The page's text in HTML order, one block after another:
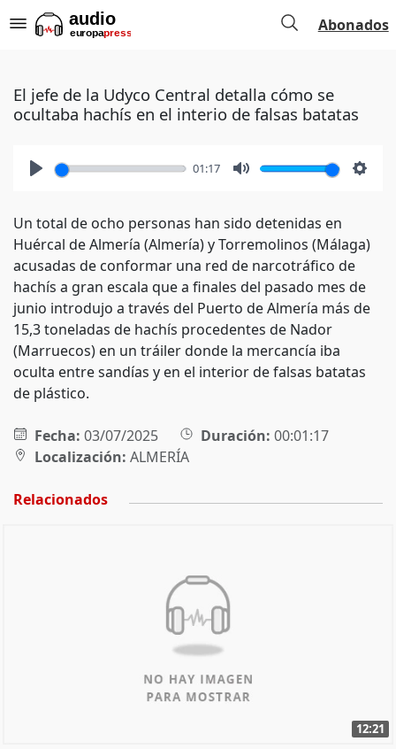
Abonados
El jefe de la Udyco Central detalla cómo se
ocultaba hachís en el interio de falsas batatas
01:17
Un total de ocho personas han sido detenidas en
Huércal de Almería (Almería) y Torremolinos (Málaga)
acusadas de conformar una red de narcotráfico de
hachís a gran escala que a finales del pasado mes de
junio introdujo a través del Puerto de Almería más de
15,3 toneladas de hachís procedentes de Nador
(Marruecos) en un tráiler donde la mercancía iba
oculta entre sandías y en el interior de falsas batatas
de plástico.
Fecha: 03/07/2025 Duración: 00:01:17
Localización: ALMERÍA
Relacionados
12:21